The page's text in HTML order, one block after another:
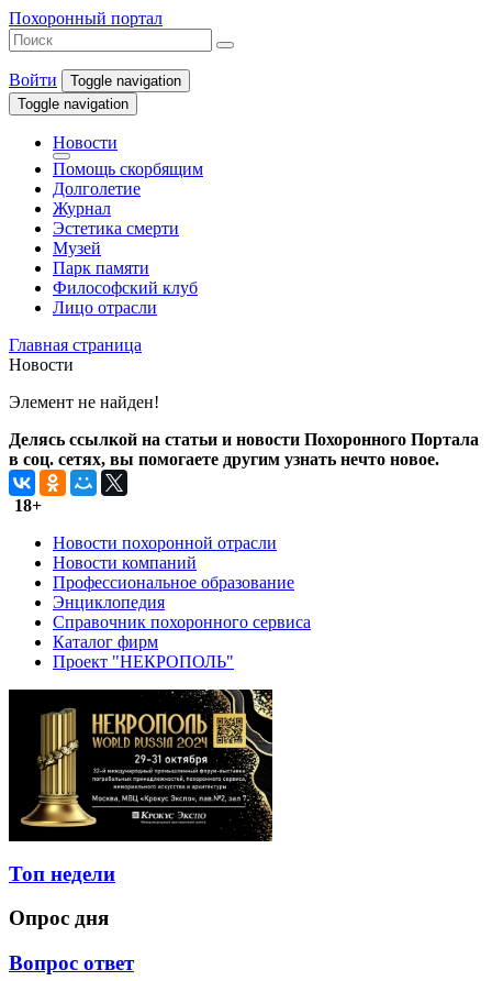
Похоронный портал
Войти
Toggle navigation
Toggle navigation
Новости
Помощь скорбящим
Долголетие
Журнал
Эстетика смерти
Музей
Парк памяти
Философский клуб
Лицо отрасли
Главная страница
Новости
Элемент не найден!
Делясь ссылкой на статьи и новости Похоронного Портала
в соц. сетях, вы помогаете другим узнать нечто новое.
18+
Новости похоронной отрасли
Новости компаний
Профессиональное образование
Энциклопедия
Справочник похоронного сервиса
Каталог фирм
Проект "НЕКРОПОЛЬ"
Топ недели
Опрос дня
Вопрос ответ